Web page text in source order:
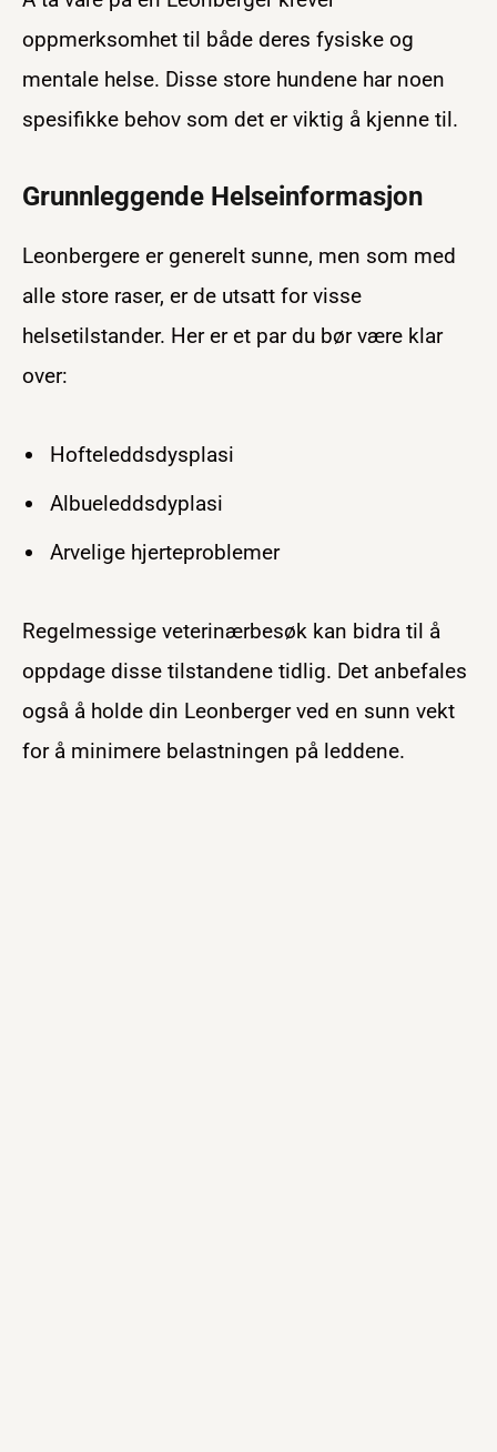
oppmerksomhet til både deres fysiske og
mentale helse. Disse store hundene har noen
spesifikke behov som det er viktig å kjenne til.
Grunnleggende Helseinformasjon
Leonbergere er generelt sunne, men som med
alle store raser, er de utsatt for visse
helsetilstander. Her er et par du bør være klar
over:
Hofteleddsdysplasi
Albueleddsdyplasi
Arvelige hjerteproblemer
Regelmessige veterinærbesøk kan bidra til å
oppdage disse tilstandene tidlig. Det anbefales
også å holde din Leonberger ved en sunn vekt
for å minimere belastningen på leddene.